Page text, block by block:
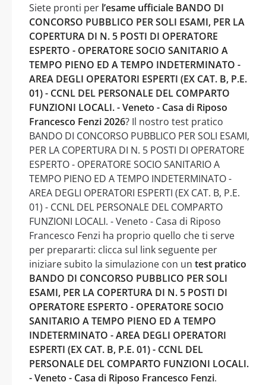
Siete pronti per l’esame ufficiale BANDO DI
CONCORSO PUBBLICO PER SOLI ESAMI, PER LA
COPERTURA DI N. 5 POSTI DI OPERATORE
ESPERTO - OPERATORE SOCIO SANITARIO A
TEMPO PIENO ED A TEMPO INDETERMINATO -
AREA DEGLI OPERATORI ESPERTI (EX CAT. B, P.E.
01) - CCNL DEL PERSONALE DEL COMPARTO
FUNZIONI LOCALI. - Veneto - Casa di Riposo
Francesco Fenzi 2026? Il nostro test pratico
BANDO DI CONCORSO PUBBLICO PER SOLI ESAMI,
PER LA COPERTURA DI N. 5 POSTI DI OPERATORE
ESPERTO - OPERATORE SOCIO SANITARIO A
TEMPO PIENO ED A TEMPO INDETERMINATO -
AREA DEGLI OPERATORI ESPERTI (EX CAT. B, P.E.
01) - CCNL DEL PERSONALE DEL COMPARTO
FUNZIONI LOCALI. - Veneto - Casa di Riposo
Francesco Fenzi ha proprio quello che ti serve
per prepararti: clicca sul link seguente per
iniziare subito la simulazione con un test pratico
BANDO DI CONCORSO PUBBLICO PER SOLI
ESAMI, PER LA COPERTURA DI N. 5 POSTI DI
OPERATORE ESPERTO - OPERATORE SOCIO
SANITARIO A TEMPO PIENO ED A TEMPO
INDETERMINATO - AREA DEGLI OPERATORI
ESPERTI (EX CAT. B, P.E. 01) - CCNL DEL
PERSONALE DEL COMPARTO FUNZIONI LOCALI.
- Veneto - Casa di Riposo Francesco Fenzi.